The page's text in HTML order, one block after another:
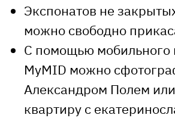
Экспонатов не
можно свободно
С помощью мобильного
MyMID можно
Александром Полем
квартиру с